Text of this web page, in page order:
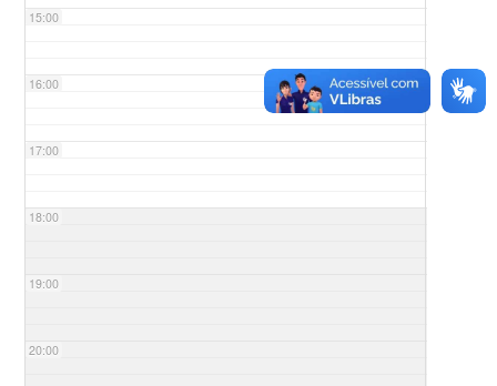
15:00
16:00
17:00
18:00
19:00
20:00